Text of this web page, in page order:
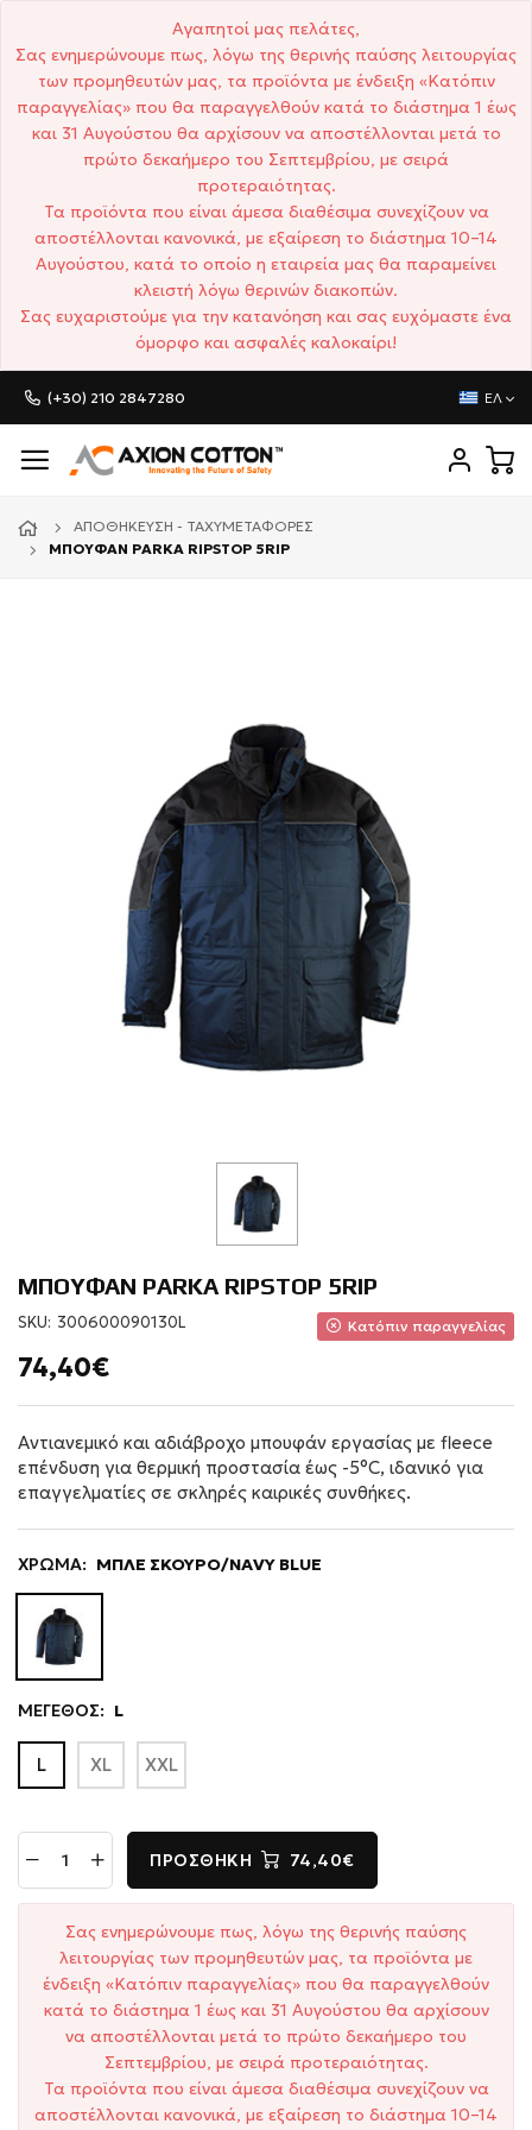
Αγαπητοί μας πελάτες,
Σας ενημερώνουμε πως, λόγω της θερινής παύσης λειτουργίας
των προμηθευτών μας, τα προϊόντα με ένδειξη «Κατόπιν
παραγγελίας» που θα παραγγελθούν κατά το διάστημα 1 έως
και 31 Αυγούστου θα αρχίσουν να αποστέλλονται μετά το
πρώτο δεκαήμερο του Σεπτεμβρίου, με σειρά
προτεραιότητας.
Τα προϊόντα που είναι άμεσα διαθέσιμα συνεχίζουν να
αποστέλλονται κανονικά, με εξαίρεση το διάστημα 10–14
Αυγούστου, κατά το οποίο η εταιρεία μας θα παραμείνει
κλειστή λόγω θερινών διακοπών.
Σας ευχαριστούμε για την κατανόηση και σας ευχόμαστε ένα
όμορφο και ασφαλές καλοκαίρι!
(+30) 210 2847280 ΕΛ
ΑΠΟΘΉΚΕΥΣΗ - ΤΑΧΥΜΕΤΑΦΟΡΈΣ
ΜΠΟΥΦΑΝ PARKA RIPSTOP 5RIP
ΜΠΟΥΦΑΝ PARKA RIPSTOP 5RIP
SKU: 300600090130L Κατόπιν παραγγελίας
74,40€
Αντιανεμικό και αδιάβροχο μπουφάν εργασίας με fleece
επένδυση για θερμική προστασία έως -5°C, ιδανικό για
επαγγελματίες σε σκληρές καιρικές συνθήκες.
ΧΡΩΜΑ: ΜΠΛΕ ΣΚΟΥΡΟ/NAVY BLUE
ΜΕΓΕΘΟΣ: L
L XL XXL
ΠΡΟΣΘΉΚΗ 74,40€
Σας ενημερώνουμε πως, λόγω της θερινής παύσης
λειτουργίας των προμηθευτών μας, τα προϊόντα με
ένδειξη «Κατόπιν παραγγελίας» που θα παραγγελθούν
κατά το διάστημα 1 έως και 31 Αυγούστου θα αρχίσουν
να αποστέλλονται μετά το πρώτο δεκαήμερο του
Σεπτεμβρίου, με σειρά προτεραιότητας.
Τα προϊόντα που είναι άμεσα διαθέσιμα συνεχίζουν να
αποστέλλονται κανονικά, με εξαίρεση το διάστημα 10–14